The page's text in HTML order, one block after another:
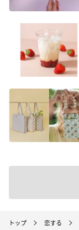
トップ 恋する